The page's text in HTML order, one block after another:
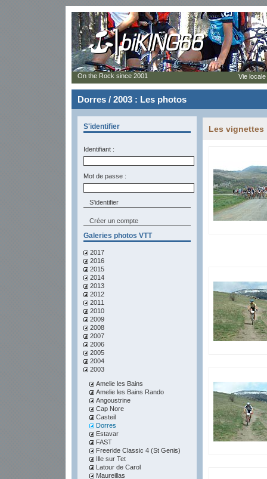
Dorres / 2003 : Les photos
S'identifier
Identifiant :
Mot de passe :
Créer un compte
Galeries photos VTT
2017
2016
2015
2014
2013
2012
2011
2010
2009
2008
2007
2006
2005
2004
2003
Amelie les Bains
Amelie les Bains Rando
Angoustrine
Cap Nore
Casteil
Dorres
Estavar
FAST
Freeride Classic 4 (St Genis)
Ille sur Tet
Latour de Carol
Maureillas
Les vignettes
On the Rock since 2001 Vie